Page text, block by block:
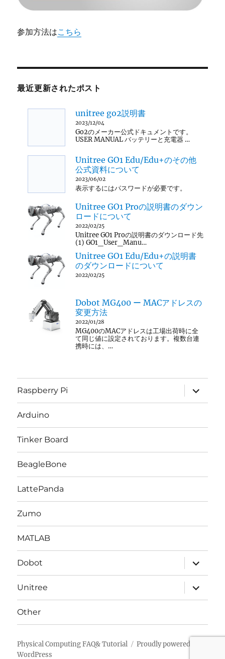
参加方法はこちら
最近更新されたポスト
unitree go2説明書
2023/12/04
Go2のメーカー公式ドキュメントです。
USER MANUAL バッテリーと充電器 …
Unitree GO1 Edu/Edu+のその他
公式資料について
2023/06/02
表示するにはパスワードが必要です。
Unitree GO1 Proの説明書のダウン
ロードについて
2022/02/25
Unitree GO1 Proの説明書のダウンロード先
(1) GO1_User_Manu…
Unitree GO1 Edu/Edu+の説明書
のダウンロードについて
2022/02/25
Dobot MG400 ー MACアドレスの
変更方法
2022/01/28
MG400のMACアドレスは工場出荷時に全
て同じ値に設定されております。複数台連
携時には、…
Raspberry Pi
サ
ブ
メ
ー
開
Arduino
Tinker Board
BeagleBone
LattePanda
Zumo
MATLAB
Dobot
サ
ブ
メ
ニ
ュ
ー
開
Unitree
サ
ブ
メ
ー
展
開
Other
Physical Computing FAQ& Tutorial
Proudly powered by
WordPress